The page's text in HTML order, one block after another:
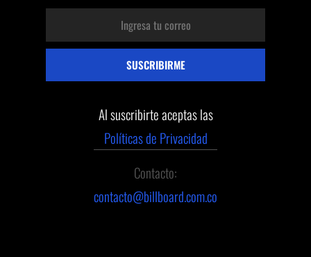
Al suscribirte aceptas las
Políticas de Privacidad
Contacto:
contacto@billboard.com.co